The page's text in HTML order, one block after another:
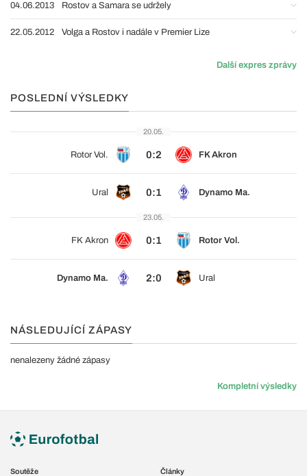
04.06.2013 Rostov a Samara se udržely
22.05.2012 Volga a Rostov i nadále v Premier Lize
Další expres zprávy
POSLEDNÍ VÝSLEDKY
20.05.
Rotor Vol. 0:2 FK Akron
Ural 0:1 Dynamo Ma.
23.05.
FK Akron 0:1 Rotor Vol.
Dynamo Ma. 2:0 Ural
NÁSLEDUJÍCÍ ZÁPASY
nenalezeny žádné zápasy
Kompletní výsledky
Soutěže
Články